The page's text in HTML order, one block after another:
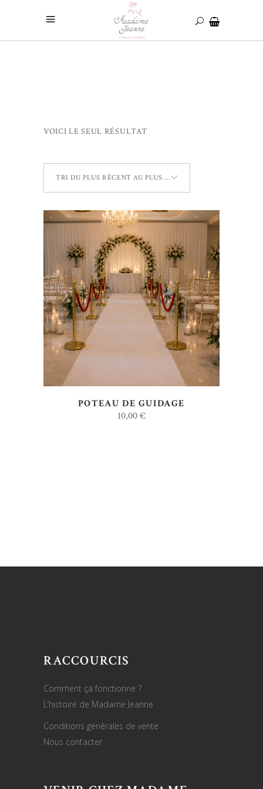
VOICI LE SEUL RÉSULTAT
TRI DU PLUS RÉCENT AU PLUS ANCIEN
AJOUTER AU DEVIS
POTEAU DE GUIDAGE
10,00€
RACCOURCIS
Comment ça fonctionne ?
L’histoire de Madame Jeanne
Conditions générales de vente
Nous contacter